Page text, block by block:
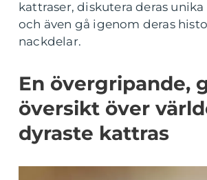
kattraser, diskutera deras
och även gå igenom deras
nackdelar.
En övergripande,
översikt över
dyraste kattras